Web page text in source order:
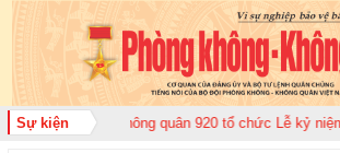
Sự kiện
Không quân 920 tổ chức Lễ kỷ niệm 50 năm